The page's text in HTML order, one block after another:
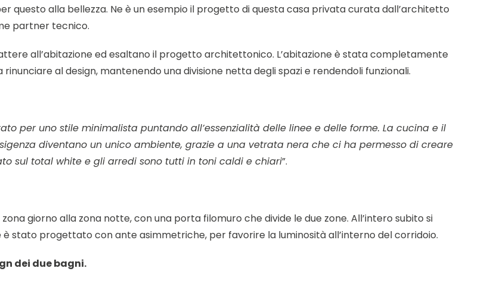
questo alla bellezza. Ne è un esempio il progetto di questa casa privata curata dall’architetto
partner tecnico.
all’abitazione ed esaltano il progetto architettonico. L’abitazione è stata completamente
al design, mantenendo una divisione netta degli spazi e rendendoli funzionali.
per uno stile minimalista puntando all’essenzialità delle linee e delle forme. La cucina e il
diventano un unico ambiente, grazie a una vetrata nera che ci ha permesso di creare
sul total white e gli arredi sono tutti in toni caldi e chiari”.
giorno alla zona notte, con una porta filomuro che divide le due zone. All’intero subito si
stato progettato con ante asimmetriche, per favorire la luminosità all’interno del corridoio.
dei due bagni.